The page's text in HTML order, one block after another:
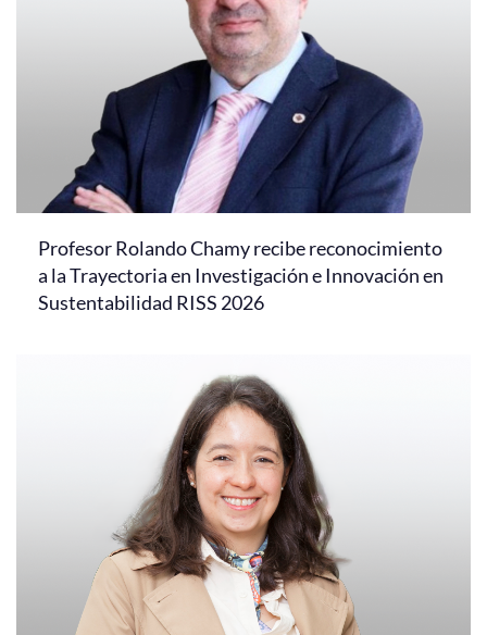
Profesor Rolando Chamy recibe reconocimiento
a la Trayectoria en Investigación e Innovación en
Sustentabilidad RISS 2026